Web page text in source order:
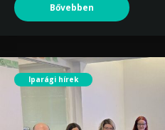
Bővebben
Iparági hírek